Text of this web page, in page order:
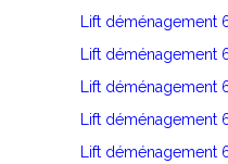
Lift déménagement
Lift déménagement
Lift déménagement
Lift déménagement
Lift déménagement